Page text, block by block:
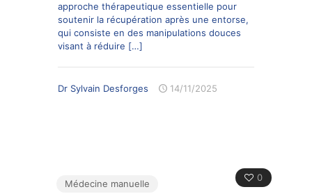
approche thérapeutique essentielle pour
soutenir la récupération après une entorse,
qui consiste en des manipulations douces
visant à réduire […]
Dr Sylvain Desforges 14/11/2025
0
Médecine manuelle